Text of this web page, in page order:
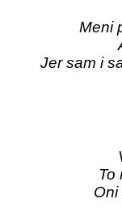
Meni
Jer sam i
To
Oni